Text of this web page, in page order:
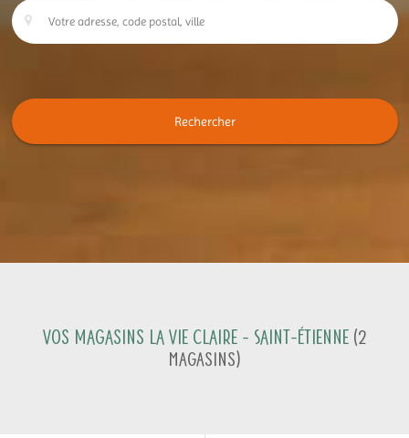
Rechercher
Vos magasins La Vie Claire - Saint-Étienne (2
Magasins)